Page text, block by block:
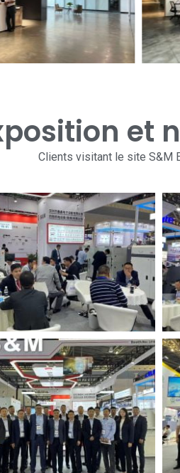
Clients visitant le site S&M